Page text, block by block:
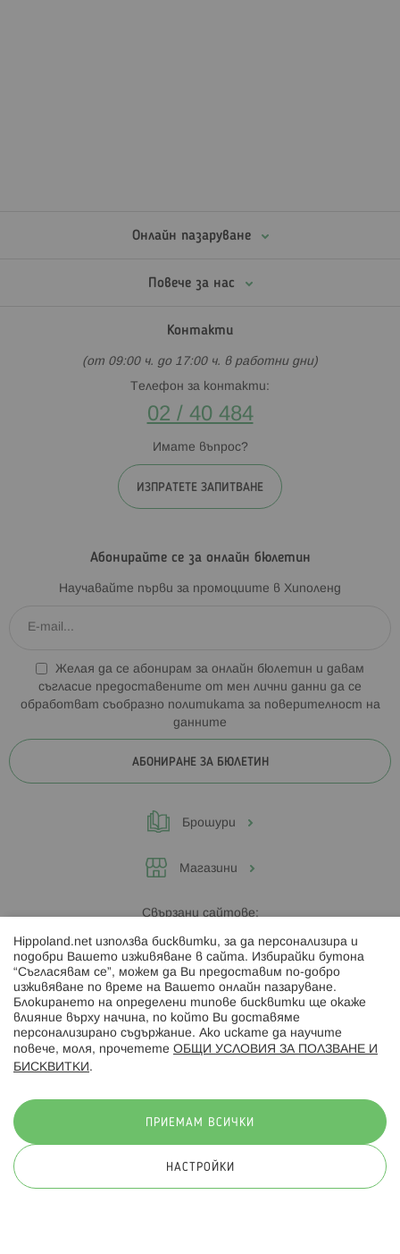
Онлайн пазаруване
Повече за нас
Контакти
(от 09:00 ч. до 17:00 ч. в работни дни)
Телефон за контакти:
02 / 40 484
Имате въпрос?
ИЗПРАТЕТЕ ЗАПИТВАНЕ
Абонирайте се за онлайн бюлетин
Научавайте първи за промоциите в Хиполенд
Желая да се абонирам за онлайн бюлетин и давам
съгласие предоставените от мен лични данни да се
обработват съобразно политиката за поверителност на
данните
АБОНИРАНЕ ЗА БЮЛЕТИН
Брошури
Магазини
Свързани сайтове:
Hippoland.ro
Последвайте ни:
© 2026 Hippoland.net. Всички права запазени
Hippoland.net използва бисквитки, за да персонализира и
подобри Вашето изживяване в сайта. Избирайки бутона
“Съгласявам се”, можем да Ви предоставим по-добро
изживяване по време на Вашето онлайн пазаруване.
Блокирането на определени типове бисквитки ще окаже
влияние върху начина, по който Ви доставяме
персонализирано съдържание. Ако искате да научите
повече, моля, прочетете ОБЩИ УСЛОВИЯ ЗА ПОЛЗВАНЕ И
БИСКВИТКИ .
ПРИЕМАМ ВСИЧКИ
НАСТРОЙКИ